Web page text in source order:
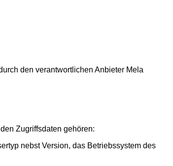
den verantwortlichen Anbieter Mela
Zugriffsdaten gehören:
nebst Version, das Betriebssystem des